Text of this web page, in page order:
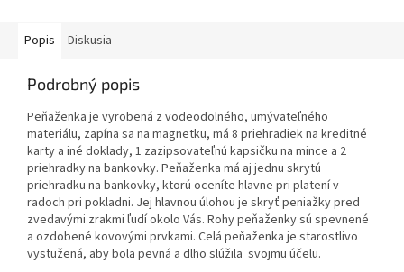
Popis Diskusia
Podrobný popis
Peňaženka je vyrobená z vodeodolného, umývateľného
materiálu, zapína sa na magnetku, má 8 priehradiek na kreditné
karty a iné doklady, 1 zazipsovateľnú kapsičku na mince a 2
priehradky na bankovky. Peňaženka má aj jednu skrytú
priehradku na bankovky, ktorú oceníte hlavne pri platení v
radoch pri pokladni. Jej hlavnou úlohou je skryť peniažky pred
zvedavými zrakmi ľudí okolo Vás. Rohy peňaženky sú spevnené
a ozdobené kovovými prvkami. Celá peňaženka je starostlivo
vystužená, aby bola pevná a dlho slúžila svojmu účelu.